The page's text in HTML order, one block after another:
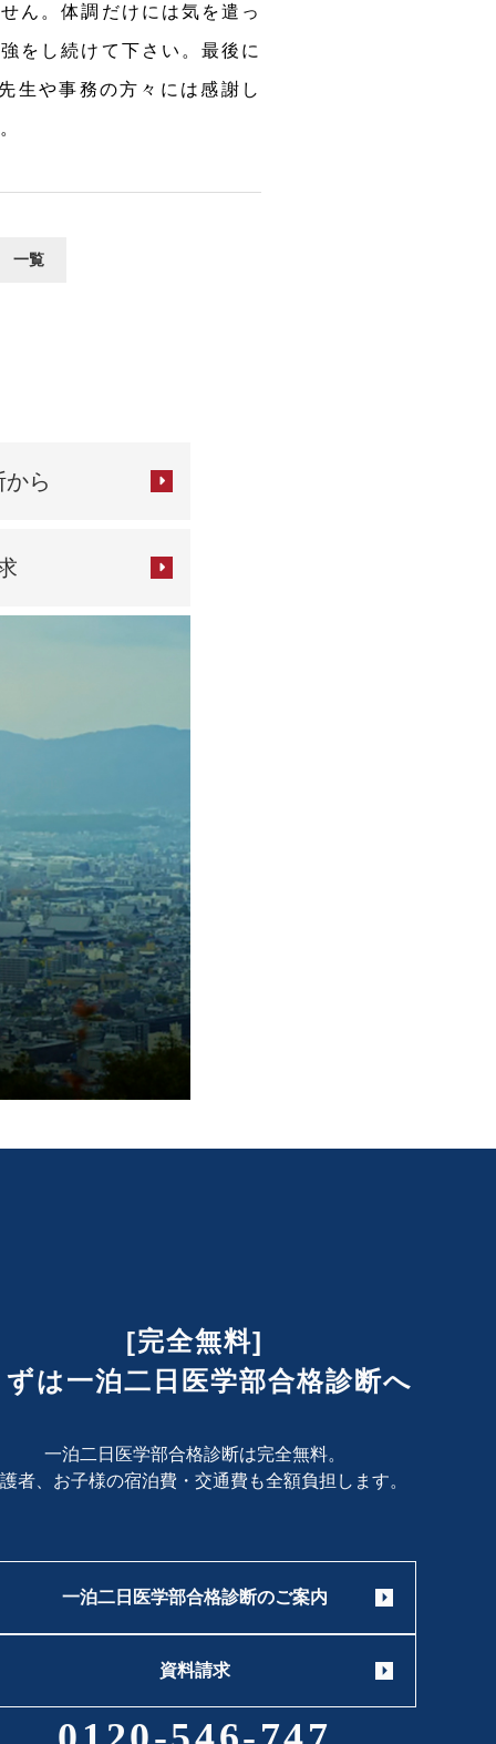
ん。体調だけには気を遣っ
をし続けて下さい。最後に
生や事務の方々には感謝し
一覧
ら
[完全無料]
ずは一泊二日医学部合格診断へ
一泊二日医学部合格診断は完全無料。
者、お子様の宿泊費・交通費も全額負担します。
一泊二日医学部合格診断のご案内
資料請求